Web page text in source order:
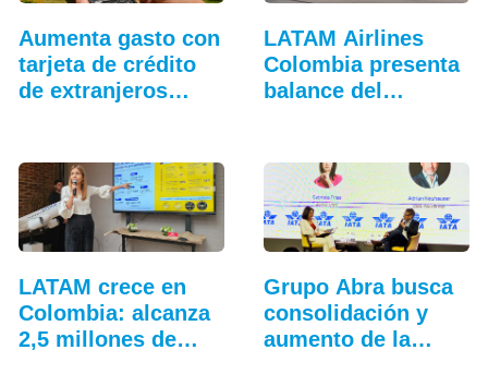
Aumenta gasto con
tarjeta de crédito
de extranjeros…
LATAM Airlines
Colombia presenta
balance del
LATAM crece en
Colombia: alcanza
2,5 millones de…
Grupo Abra busca
consolidación y
aumento de la